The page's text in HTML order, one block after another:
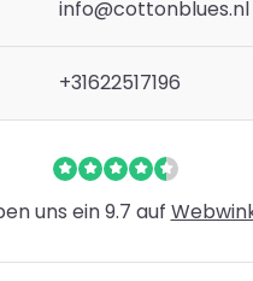
info@cottonblues.nl
+31622517196
uns ein 9.7 auf